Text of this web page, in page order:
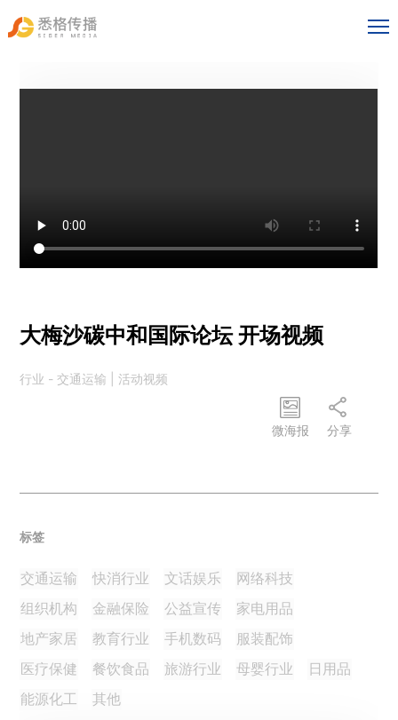
大梅沙碳中和国际论坛 开场视频
行业 - 交通运输 | 活动视频
微海报 分享
标签
交通运输 快消行业 文话娱乐
网络科技
组织机构
金融保险 公益宣传
家电用品
地产家居
教育行业 手机数码
服装配饰
医疗保健
餐饮食品 旅游行业 母婴行业
日用品
能源化工
其他